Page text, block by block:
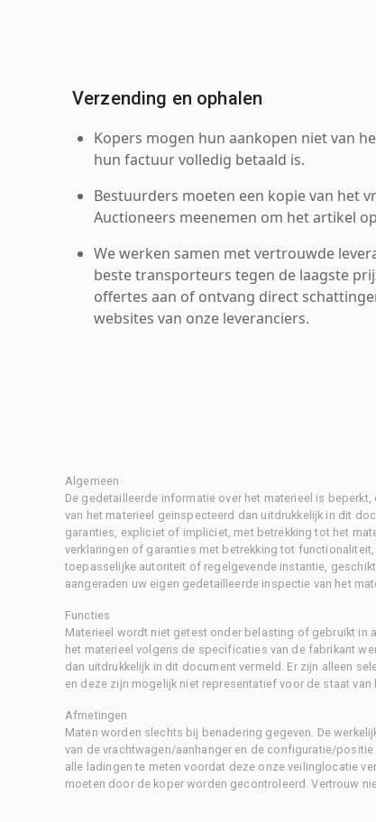
Verzending en ophalen
Kopers mogen hun aankopen niet van
hun factuur volledig betaald is.
Bestuurders moeten een kopie van het
Auctioneers meenemen om het artikel
We werken samen met vertrouwde
beste transporteurs tegen de laagste
offertes aan of ontvang direct
websites van onze leveranciers.
Algemeen
De gedetailleerde informatie over het materieel is
van het materieel geïnspecteerd dan uitdrukkelijk in dit
garanties, expliciet of impliciet, met betrekking tot het
verklaringen of garanties met betrekking tot
toepasselijke autoriteit of regelgevende instantie,
aangeraden uw eigen gedetailleerde inspectie van het
Functies
Materieel wordt niet getest onder belasting of gebruikt in
het materieel volgens de specificaties van de fabrikant
dan uitdrukkelijk in dit document vermeld. Er zijn alleen
en deze zijn mogelijk niet representatief voor de staat van
Afmetingen
Maten worden slechts bij benadering gegeven. De
van de vrachtwagen/aanhanger en de configuratie/
alle ladingen te meten voordat deze onze veilinglocatie
moeten door de koper worden gecontroleerd. Vertrouw